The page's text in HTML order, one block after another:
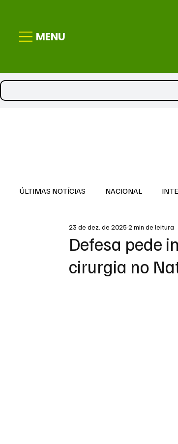
MENU
ÚLTIMAS NOTÍCIAS NACIONAL
DESTAQUE
Defesa pede
cirurgia no
23 de dez. de 20252 min de leitura